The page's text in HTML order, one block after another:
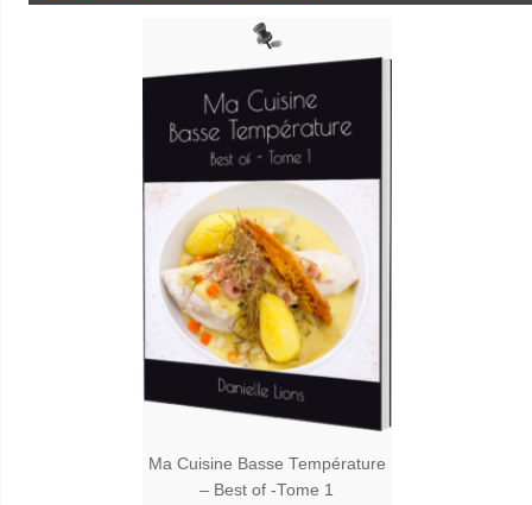
Ma Cuisine Basse Température
– Best of -Tome 1